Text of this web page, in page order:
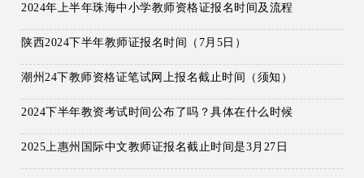
2024年上半年珠海中小学教师资格证报名时间及流程
陕西2024下半年教师证报名时间（7月5日）
潮州24下教师资格证笔试网上报名截止时间（须知）
2024下半年教资考试时间公布了吗？具体在什么时候
2025上惠州国际中文教师证报名截止时间是3月27日